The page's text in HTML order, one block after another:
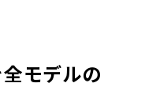
モデルの